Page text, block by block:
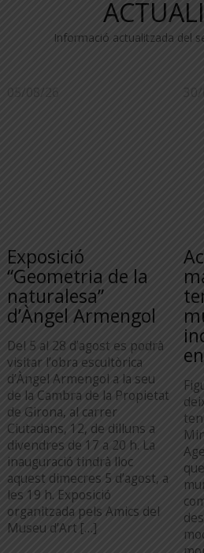
Informació actualitzada del
05/08/26
Exposició
“Geometria de la
naturalesa”
d’Àngel Armengol
Del 5 al 28 d’agost es podrà
visitar l’obra escultòrica
d’Àngel Armengol a la seu
de la Cambra de la Propietat
de Girona, al carrer
Ciutadans, 12, de dilluns a
divendres de 17 a 20 h. La
inauguració tindrà lloc
aquest dimecres 5 d’agost, a
les 19 h. Exposició
organitzada pels Amics del
Museu d’Art […]